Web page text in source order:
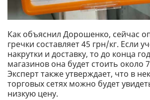
Как объяснил Дорошенко, сейчас
гречки составляет 45 грн/кг. Если
накрутки и доставку, то до конца
магазинов она будет стоить около
Эксперт также утверждает, что в
торговых сетях можно будет
низкую цену.